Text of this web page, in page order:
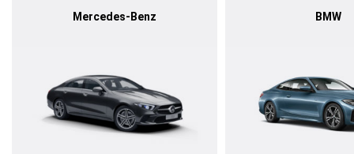
Mercedes-Benz BMW